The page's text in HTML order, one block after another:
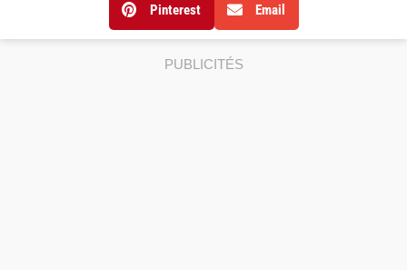
Pinterest Email
PUBLICITÉS